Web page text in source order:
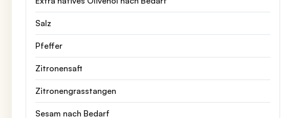
Salz
Pfeffer
Zitronensaft
Zitronengrasstangen
Sesam nach Bedarf